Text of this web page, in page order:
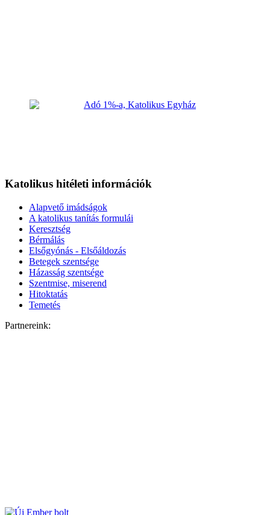
Katolikus hitéleti információk
Alapvető imádságok
A katolikus tanítás formulái
Keresztség
Bérmálás
Elsőgyónás - Elsőáldozás
Betegek szentsége
Házasság szentsége
Szentmise, miserend
Hitoktatás
Temetés
Partnereink: